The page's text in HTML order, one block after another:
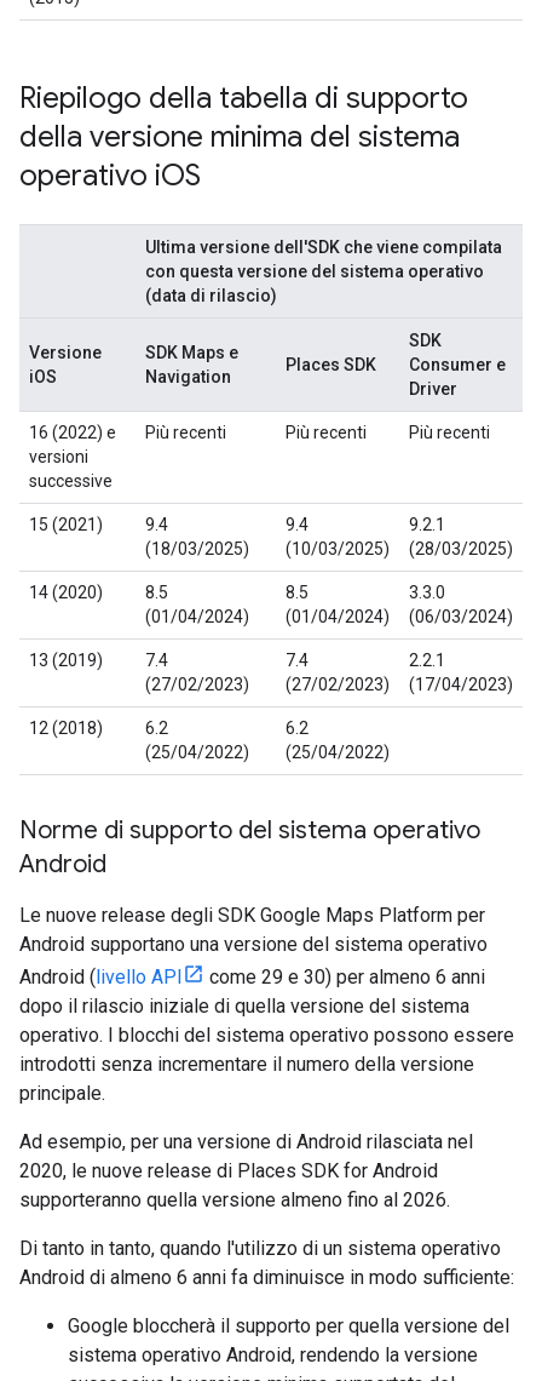
Riepilogo della tabella di supporto
della versione minima del sistema
operativo iOS
Ultima versione dell'SDK che viene compilata
con questa versione del sistema operativo
(data di rilascio)
Versione
iOS
SDK Maps e
Navigation
Places SDK
SDK
Consumer e
Driver
16 (2022) e
versioni
successive
Più recenti Più recenti Più recenti
15 (2021)
9.4
(18/03/2025)
9.4
(10/03/2025)
9.2.1
(28/03/2025)
14 (2020)
8.5
(01/04/2024)
8.5
(01/04/2024)
3.3.0
(06/03/2024)
13 (2019)
7.4
(27/02/2023)
7.4
(27/02/2023)
2.2.1
(17/04/2023)
12 (2018)
6.2
(25/04/2022)
6.2
(25/04/2022)
Norme di supporto del sistema operativo
Android
Le nuove release degli SDK Google Maps Platform per
Android supportano una versione del sistema operativo
Android (livello API
come 29 e 30) per almeno 6 anni
dopo il rilascio iniziale di quella versione del sistema
operativo. I blocchi del sistema operativo possono essere
introdotti senza incrementare il numero della versione
principale.
Ad esempio, per una versione di Android rilasciata nel
2020, le nuove release di Places SDK for Android
supporteranno quella versione almeno fino al 2026.
Di tanto in tanto, quando l'utilizzo di un sistema operativo
Android di almeno 6 anni fa diminuisce in modo sufficiente:
Google bloccherà il supporto per quella versione del
sistema operativo Android, rendendo la versione